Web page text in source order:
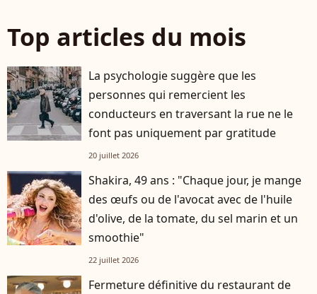
Top articles du mois
La psychologie suggère que les
personnes qui remercient les
conducteurs en traversant la rue ne le
font pas uniquement par gratitude
20 juillet 2026
Shakira, 49 ans : "Chaque jour, je mange
des œufs ou de l'avocat avec de l'huile
d'olive, de la tomate, du sel marin et un
smoothie"
22 juillet 2026
Fermeture définitive du restaurant de